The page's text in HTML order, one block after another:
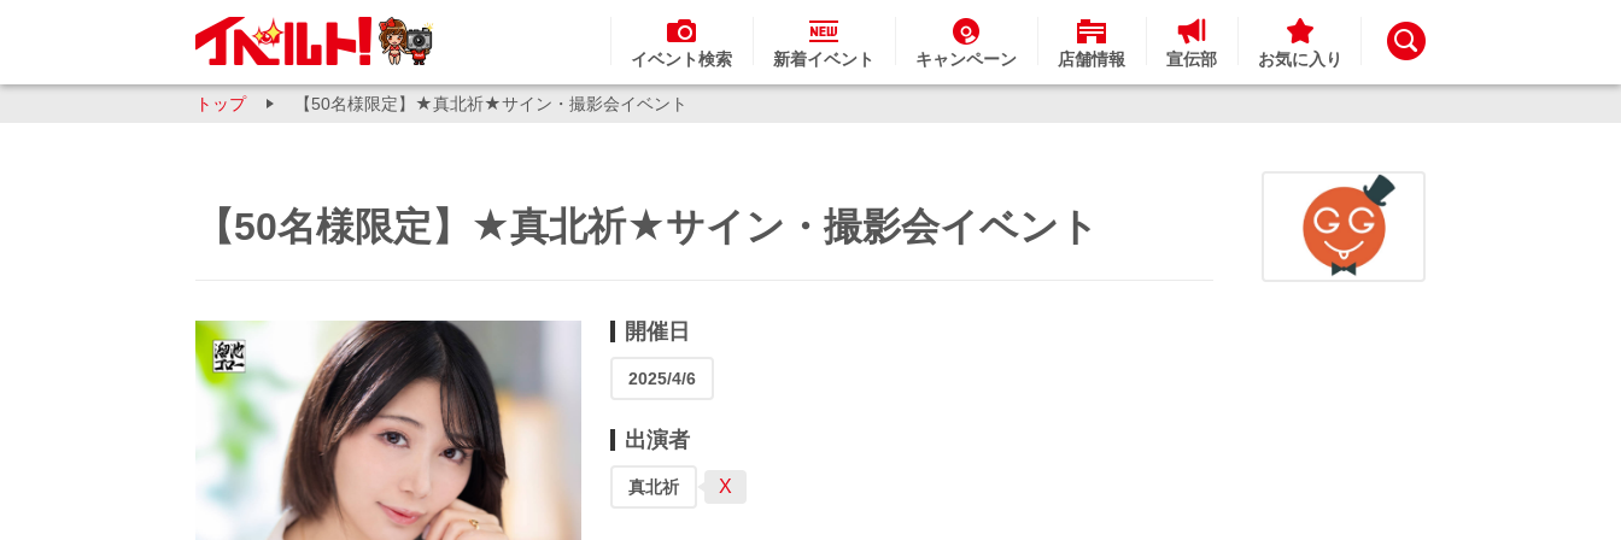
イベント検索 新着イベント キャンペーン 店舗情報 宣伝部 お気に入り
トップ 【50名様限定】★真北祈★サイン・撮影会イベント
【50名様限定】★真北祈★サイン・撮影会イベント
開催日
2025/4/6
出演者
真北祈 X